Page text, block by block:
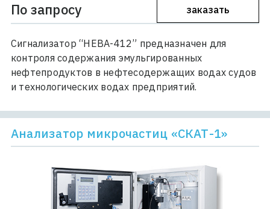
По запросу заказать
Сигнализатор “НЕВА-412” предназначен для
контроля содержания эмульгированных
нефтепродуктов в нефтесодержащих водах судов
и технологических водах предприятий.
Анализатор микрочастиц «СКАТ-1»